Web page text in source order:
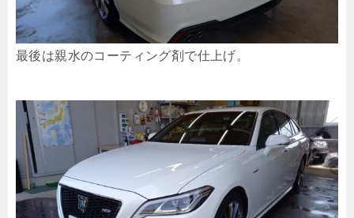
最後は親水のコーティング剤で仕上げ。